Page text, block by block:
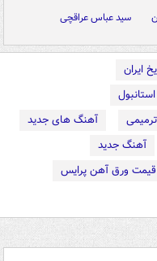
سید عباس عراقچی
ایران
آهنگ های جدید
آهنگ جدید
قیمت ورق آهن پرایس